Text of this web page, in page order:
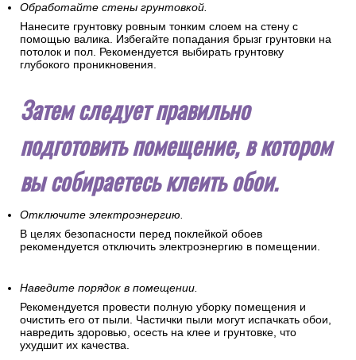
Обработайте стены грунтовкой.
Нанесите грунтовку ровным тонким слоем на стену с
помощью валика. Избегайте попадания брызг грунтовки на
потолок и пол. Рекомендуется выбирать грунтовку
глубокого проникновения.
Затем следует правильно
подготовить помещение, в котором
вы собираетесь клеить обои.
Отключите электроэнергию.
В целях безопасности перед поклейкой обоев
рекомендуется отключить электроэнергию в помещении.
Наведите порядок в помещении.
Рекомендуется провести полную уборку помещения и
очистить его от пыли. Частички пыли могут испачкать обои,
навредить здоровью, осесть на клее и грунтовке, что
ухудшит их качества.